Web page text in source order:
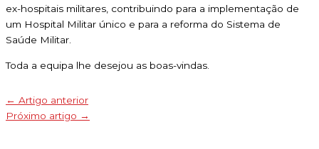
ex-hospitais militares, contribuindo para a implementação de
um Hospital Militar único e para a reforma do Sistema de
Saúde Militar.
Toda a equipa lhe desejou as boas-vindas.
← Artigo anterior
Próximo artigo →